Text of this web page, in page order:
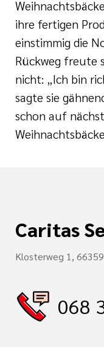
ihre fertigen
einstimmig die
Rückweg freute
nicht: „Ich bin
sagte sie
schon auf
Caritas
Klosterweg 1,
068